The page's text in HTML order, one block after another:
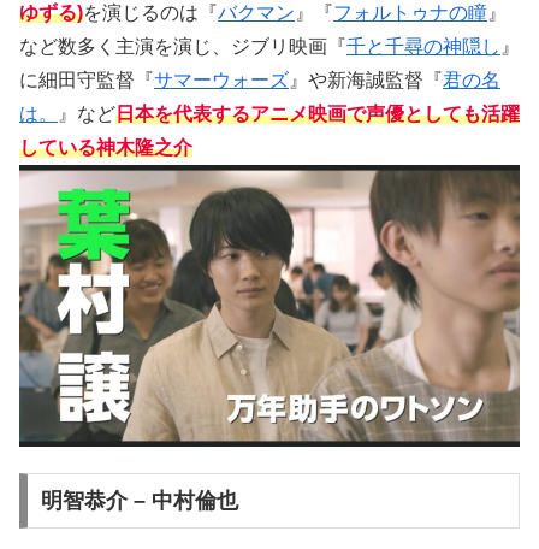
ゆずる)を演じるのは『バクマン 』『フォルトゥナの瞳 』
など数多く主演を演じ、ジブリ映画『千と千尋の神隠し 』
に細田守監督『サマーウォーズ 』や新海誠監督『君の名
は。
』など日本を代表するアニメ映画で声優としても活躍
している神木隆之介
明智恭介 – 中村倫也